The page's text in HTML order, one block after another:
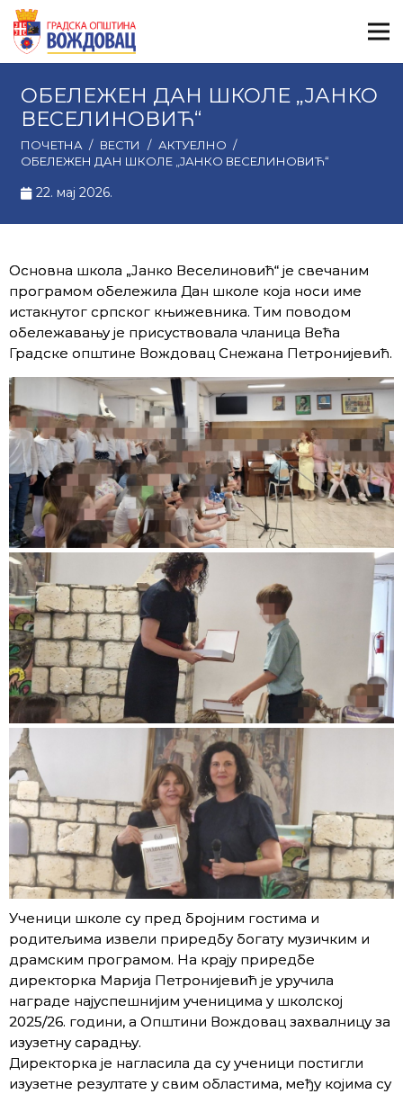
ОБЕЛЕЖЕН ДАН ШКОЛЕ „ЈАНКО
ВЕСЕЛИНОВИЋ“
ПОЧЕТНА / ВЕСТИ / АКТУЕЛНО /
ОБЕЛЕЖЕН ДАН ШКОЛЕ „ЈАНКО ВЕСЕЛИНОВИЋ“
22. мај 2026.
Основна школа „Јанко Веселиновић“ је свечаним
програмом обележила Дан школе која носи име
истакнутог српског књижевника. Тим поводом
обележавању је присуствовала чланица Већа
Градске општине Вождовац Снежана Петронијевић.
Ученици школе су пред бројним гостима и
родитељима извели приредбу богату музичким и
драмским програмом. На крају приредбе
директорка Марија Петронијевић је уручила
награде најуспешнијим ученицима у школској
2025/26. години, а Општини Вождовац захвалницу за
изузетну сарадњу.
Директорка је нагласила да су ученици постигли
изузетне резултате у свим областима, међу којима су